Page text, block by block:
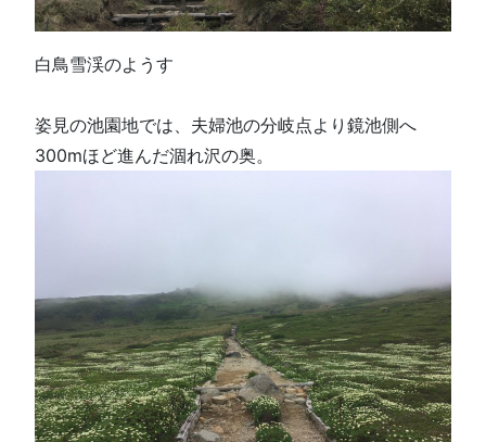
白鳥雪渓のようす
姿見の池園地では、夫婦池の分岐点より鏡池側へ
300mほど進んだ涸れ沢の奥。